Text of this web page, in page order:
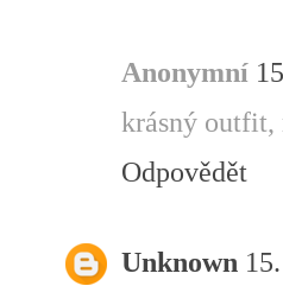
Anonymní
krásný
Odpovědět
Unknown